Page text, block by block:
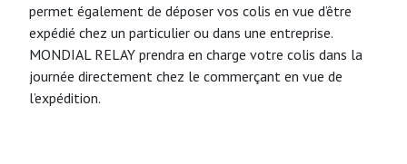
permet également de déposer vos colis en vue d’être
expédié chez un particulier ou dans une entreprise.
MONDIAL RELAY prendra en charge votre colis dans la
journée directement chez le commerçant en vue de
l’expédition.